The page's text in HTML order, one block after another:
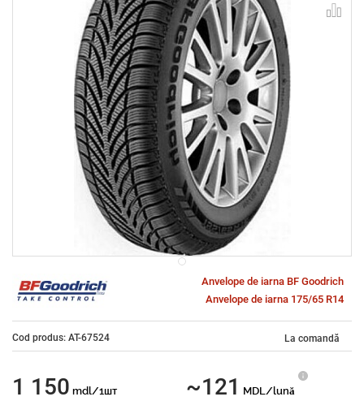
Anvelope de iarna BF Goodrich
Anvelope de iarna 175/65 R14
Cod produs: AT-67524 La comandă
1 150 mdl/1шт ~121 MDL/lună